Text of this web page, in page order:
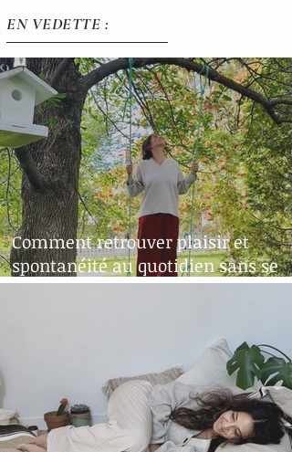
EN VEDETTE :
Comment retrouver plaisir et
spontanéité au quotidien sans se
perdre dans ses émotions?